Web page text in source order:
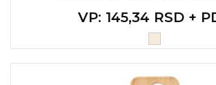
VP: 145,34 RSD +